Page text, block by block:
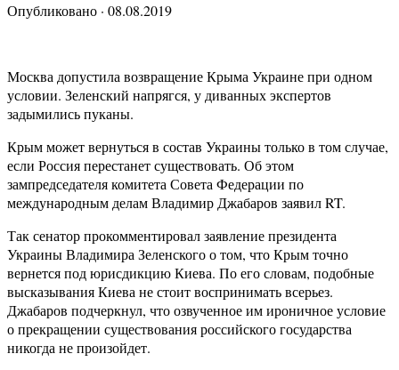
Опубликовано · 08.08.2019
Москва допустила возвращение Крыма Украине при одном
условии. Зеленский напрягся, у диванных экспертов
задымились пуканы.
Крым может вернуться в состав Украины только в том случае,
если Россия перестанет существовать. Об этом
зампредседателя комитета Совета Федерации по
международным делам Владимир Джабаров заявил RT.
Так сенатор прокомментировал заявление президента
Украины Владимира Зеленского о том, что Крым точно
вернется под юрисдикцию Киева. По его словам, подобные
высказывания Киева не стоит воспринимать всерьез.
Джабаров подчеркнул, что озвученное им ироничное условие
о прекращении существования российского государства
никогда не произойдет.